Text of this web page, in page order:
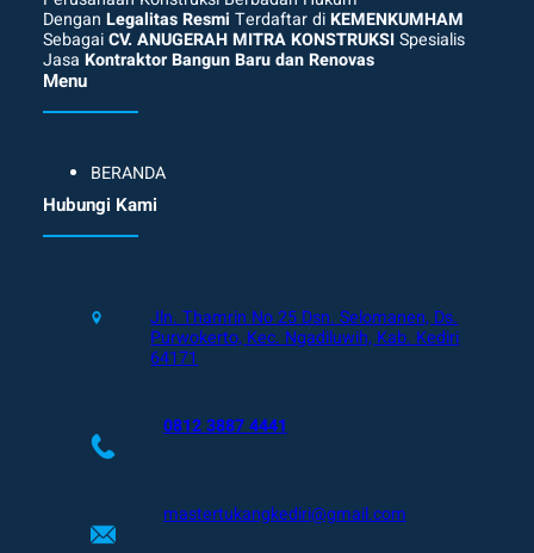
Dengan Legalitas Resmi Terdaftar diKEMENKUMHAM
SebagaiCV. ANUGERAH MITRA KONSTRUKSISpesialis
Jasa Kontraktor Bangun Baru dan Renovas
Menu
BERANDA
Hubungi Kami
Jln. Thamrin No 25 Dsn. Selomanen, Ds.
Purwokerto, Kec. Ngadiluwih, Kab. Kediri
64171
0812 3887 4441
mastertukangkediri@gmail.com